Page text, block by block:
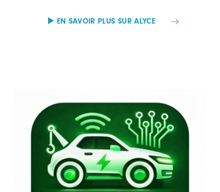
▶️ EN SAVOIR PLUS SUR ALYCE